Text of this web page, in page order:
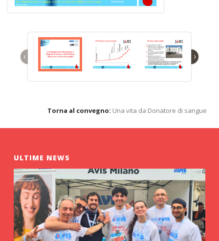
‹ ›
Torna al convegno: Una vita da Donatore di sangue
ULTIME NEWS